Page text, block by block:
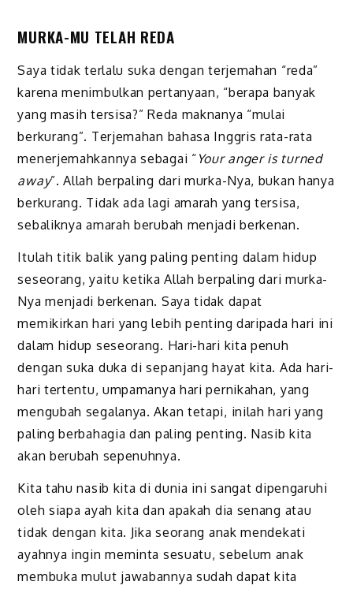
MURKA-MU TELAH REDA
Saya tidak terlalu suka dengan terjemahan “reda”
karena menimbulkan pertanyaan, “berapa banyak
yang masih tersisa?” Reda maknanya “mulai
berkurang”. Terjemahan bahasa Inggris rata-rata
menerjemahkannya sebagai “ Your anger is turned
away”. Allah berpaling dari murka-Nya, bukan hanya
berkurang. Tidak ada lagi amarah yang tersisa,
sebaliknya amarah berubah menjadi berkenan.
Itulah titik balik yang paling penting dalam hidup
seseorang, yaitu ketika Allah berpaling dari murka-
Nya menjadi berkenan. Saya tidak dapat
memikirkan hari yang lebih penting daripada hari ini
dalam hidup seseorang. Hari-hari kita penuh
dengan suka duka di sepanjang hayat kita. Ada hari-
hari tertentu, umpamanya hari pernikahan, yang
mengubah segalanya. Akan tetapi, inilah hari yang
paling berbahagia dan paling penting. Nasib kita
akan berubah sepenuhnya.
Kita tahu nasib kita di dunia ini sangat dipengaruhi
oleh siapa ayah kita dan apakah dia senang atau
tidak dengan kita. Jika seorang anak mendekati
ayahnya ingin meminta sesuatu, sebelum anak
membuka mulut jawabannya sudah dapat kita